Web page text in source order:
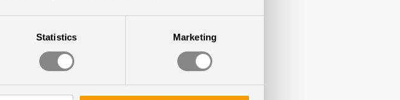
Statistics Marketing
for både patienter og personale.